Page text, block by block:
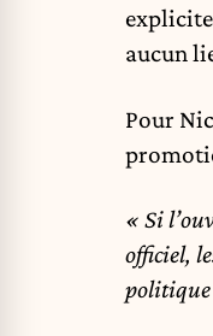
aucun
Pour
« Si
officiel,
politique